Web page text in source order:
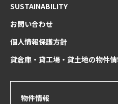
SUSTAINABILITY
お問い合わせ
個人情報保護方針
貸倉庫・貸工場・貸土地の物件
物件情報